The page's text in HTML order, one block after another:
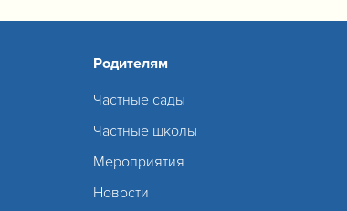
Родителям
Частные сады
Частные школы
Мероприятия
Новости